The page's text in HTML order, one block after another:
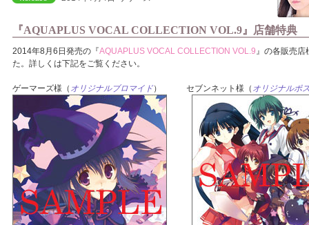
『AQUAPLUS VOCAL COLLECTION VOL.9』店舗特典
2014年8月6日発売の『AQUAPLUS VOCAL COLLECTION VOL.9』の各販売店
た。詳しくは下記をご覧ください。
ゲーマーズ様（ オリジナルブロマイド） セブンネット様（ オリジナルポ